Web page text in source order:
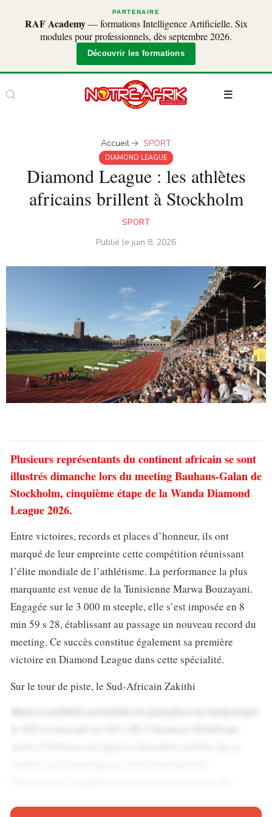
PARTENAIRE
RAF Academy— formations Intelligence Artificielle. Six
modules pour professionnels, dès septembre 2026.
Découvrir les formations
Accueil SPORT
DIAMOND LEAGUE
Diamond League : les athlètes
africains brillent à Stockholm
SPORT
Publié le juin 8, 2026
Plusieurs représentants du continent africain se sont
illustrés dimanche lors du meeting Bauhaus-Galan de
Stockholm, cinquième étape de la Wanda Diamond
League 2026.
Entre victoires, records et places d’honneur, ils ont
marqué de leur empreinte cette compétition réunissant
l’élite mondiale de l’athlétisme. La performance la plus
marquante est venue de la Tunisienne Marwa Bouzayani.
Engagée sur le 3 000 m steeple, elle s’est imposée en 8
min 59 s 28, établissant au passage un nouveau record du
meeting. Ce succès constitue également sa première
victoire en Diamond League dans cette spécialité.
Sur le tour de piste, le Sud-Africain Zakithi